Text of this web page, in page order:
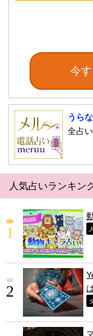
今
うら
全占
人気占いランキン